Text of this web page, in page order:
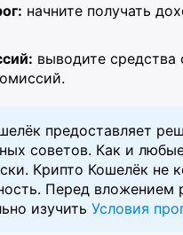
начните получать
выводите
предоставляет
советов. Как и
Крипто Кошелёк не
Перед
изучить Условия